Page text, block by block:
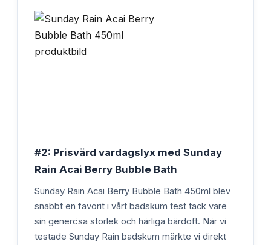
#2: Prisvärd vardagslyx med Sunday
Rain Acai Berry Bubble Bath
Sunday Rain Acai Berry Bubble Bath 450ml blev
snabbt en favorit i vårt badskum test tack vare
sin generösa storlek och härliga bärdoft. När vi
testade Sunday Rain badskum märkte vi direkt